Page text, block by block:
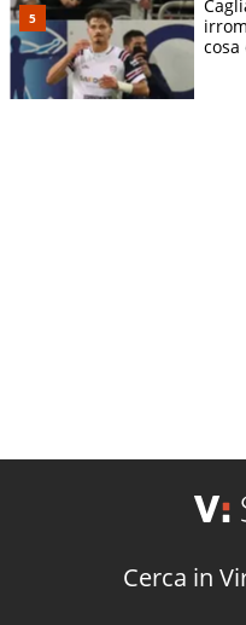
cosa
Cerca in